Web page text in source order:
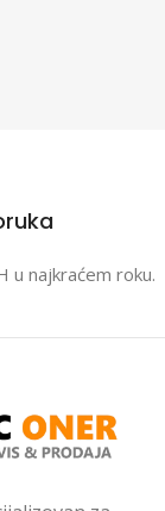
u najkraćem roku.